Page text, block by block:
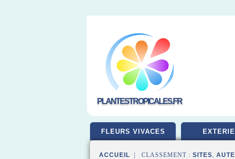
PLANTESTROPICALES.FR
FLEURS VIVACES
ACCUEIL | CLASSEMENT : SITES,